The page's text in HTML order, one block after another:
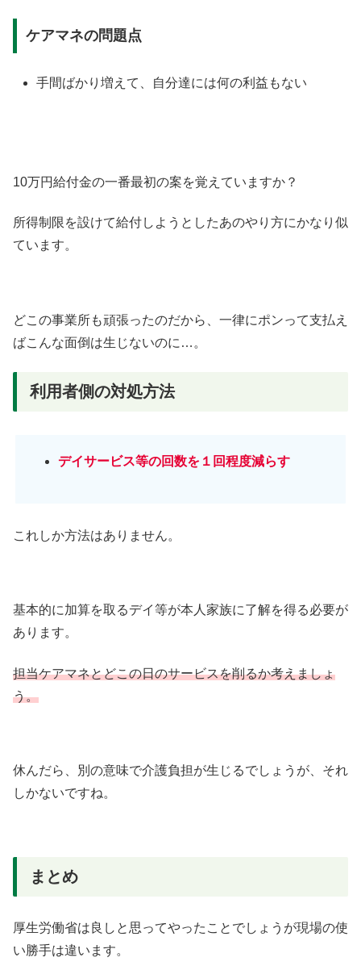
ケアマネの問題点
手間ばかり増えて、自分達には何の利益もない
10万円給付金の一番最初の案を覚えていますか？
所得制限を設けて給付しようとしたあのやり方にかなり似
ています。
どこの事業所も頑張ったのだから、一律にポンって支払え
ばこんな面倒は生じないのに…。
利用者側の対処方法
デイサービス等の回数を１回程度減らす
これしか方法はありません。
基本的に加算を取るデイ等が本人家族に了解を得る必要が
あります。
担当ケアマネとどこの日のサービスを削るか考えましょ
う。
休んだら、別の意味で介護負担が生じるでしょうが、それ
しかないですね。
まとめ
厚生労働省は良しと思ってやったことでしょうが現場の使
い勝手は違います。